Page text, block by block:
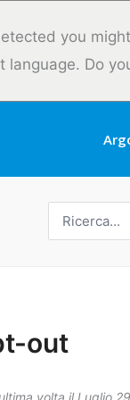
you
language. Do
per:
out
volta il Luglio